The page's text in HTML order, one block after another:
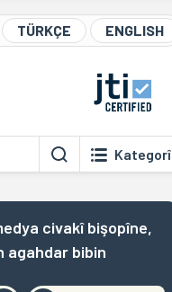
TÜRKÇE ENGLISH
Kategorî
civakî bişopîne,
agahdar bibin